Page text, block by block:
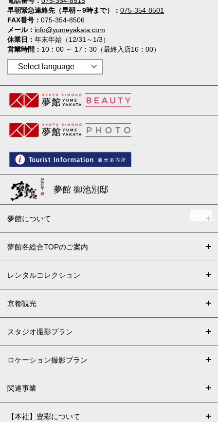
早朝緊急連絡先（早朝～9時まで）
075-354-8501
FAX番号
075-354-8506
メール
info@yumeyakata.com
休業日
年末年始（12/31～1/3）
営業時間
10：00 ～ 17：30（最終入店16：00）
夢館 御池別邸
夢館について
夢館各総合TOPのご案内
レンタルコレクション
京都観光
スタジオ撮影プラン
ロケーション撮影プラン
関連事業
【本社】豊彩について